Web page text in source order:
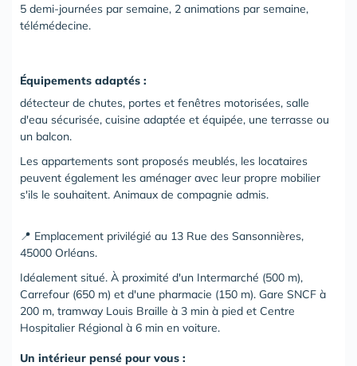
5 demi-journées par semaine, 2 animations par semaine,
télémédecine.
Équipements adaptés :
détecteur de chutes, portes et fenêtres motorisées, salle
d'eau sécurisée, cuisine adaptée et équipée, une terrasse ou
un balcon.
Les appartements sont proposés meublés, les locataires
peuvent également les aménager avec leur propre mobilier
s'ils le souhaitent. Animaux de compagnie admis.
📍 Emplacement privilégié au 13 Rue des Sansonnières,
45000 Orléans.
Idéalement situé. À proximité d'un Intermarché (500 m),
Carrefour (650 m) et d'une pharmacie (150 m). Gare SNCF à
200 m, tramway Louis Braille à 3 min à pied et Centre
Hospitalier Régional à 6 min en voiture.
Un intérieur pensé pour vous :